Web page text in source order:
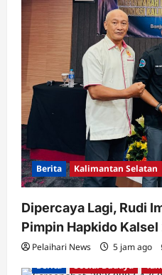
Berita Kalimantan Selatan
Dipercaya Lagi, Rudi
Pimpin Hapkido
Pelaihari News 5 jam ago
Berita Sosial Budaya